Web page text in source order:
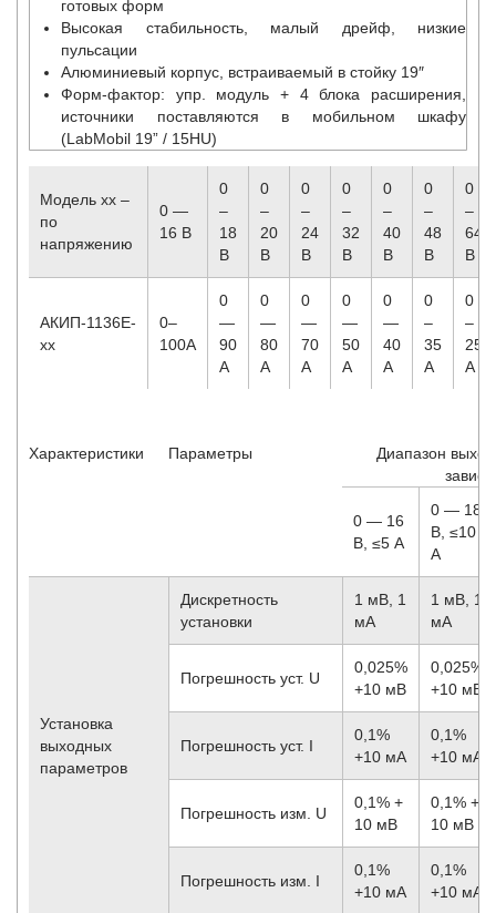
готовых форм
Высокая стабильность, малый дрейф, низкие
пульсации
Алюминиевый корпус, встраиваемый в стойку 19″
Форм-фактор: упр. модуль + 4 блока расширения,
источники поставляются в мобильном шкафу
(LabMobil 19” / 15HU)
Модель хх –
по
напряжению
0 —
16 В
0
–
18
В
0
–
20
В
0
–
24
В
0
–
32
В
0
–
40
В
0
–
48
В
0
–
64
В
АКИП-1136E-
xx
0–
100A
0
—
90
A
0
—
80
A
0
—
70
A
0
—
50
A
0
—
40
A
0
–
35
A
0
–
25
A
Характеристики Параметры
Диапазон
0 — 16
В, ≤5 А
0 — 18
В, ≤10
А
Установка
выходных
параметров
Дискретность
установки
1 мВ, 1
мА
1 мВ, 1
мА
Погрешность уст. U
0,025%
+10 мВ
0,025%
+10 мВ
Погрешность уст. I
0,1%
+10 мА
0,1%
+10 мА
Погрешность изм. U
0,1% +
10 мВ
0,1% +
10 мВ
Погрешность изм. I
0,1%
+10 мА
0,1%
+10 мА